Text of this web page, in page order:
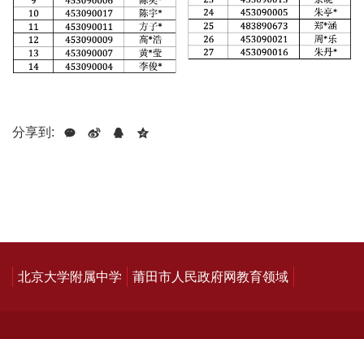
分享到:
北京大学附属中学 莆田市人民政府网教育领域